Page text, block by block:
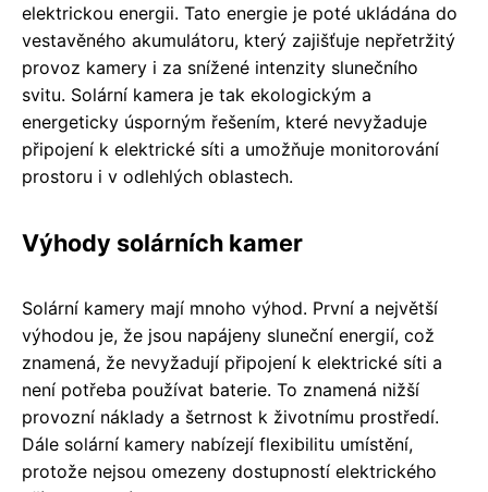
elektrickou energii. Tato energie je poté ukládána do
vestavěného akumulátoru, který zajišťuje nepřetržitý
provoz kamery i za snížené intenzity slunečního
svitu. Solární kamera je tak ekologickým a
energeticky úsporným řešením, které nevyžaduje
připojení k elektrické síti a umožňuje monitorování
prostoru i v odlehlých oblastech.
Výhody solárních kamer
Solární kamery mají mnoho výhod. První a největší
výhodou je, že jsou napájeny sluneční energií, což
znamená, že nevyžadují připojení k elektrické síti a
není potřeba používat baterie. To znamená nižší
provozní náklady a šetrnost k životnímu prostředí.
Dále solární kamery nabízejí flexibilitu umístění,
protože nejsou omezeny dostupností elektrického